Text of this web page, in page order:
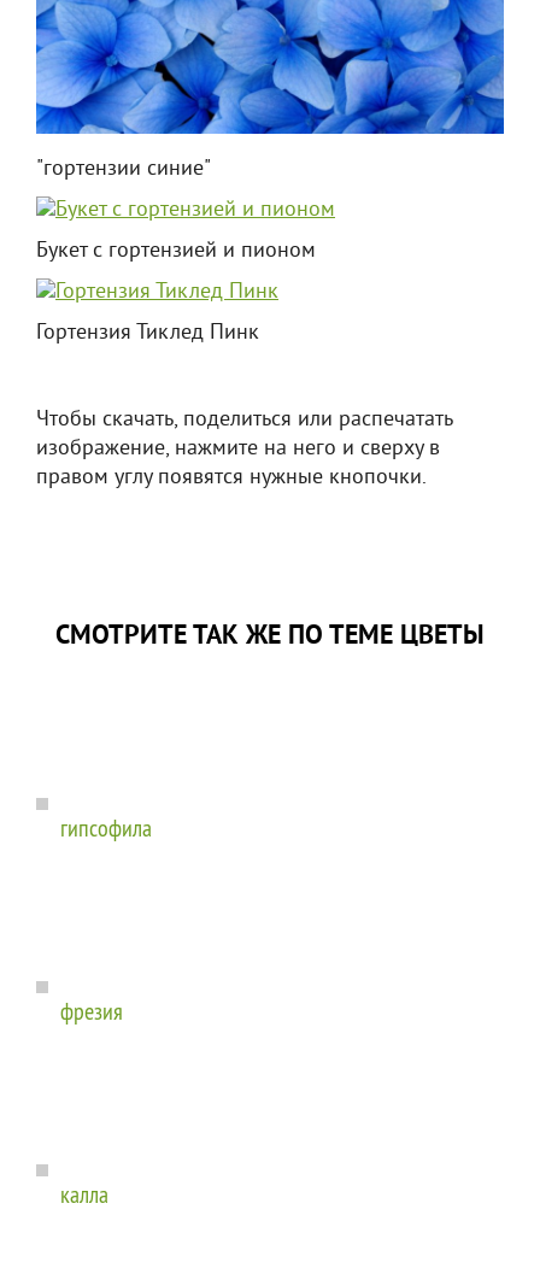
"гортензии синие"
Букет с гортензией и пионом
Гортензия Тиклед Пинк
Чтобы скачать, поделиться или распечатать
изображение, нажмите на него и сверху в
правом углу появятся нужные кнопочки.
СМОТРИТЕ ТАК ЖЕ ПО ТЕМЕ ЦВЕТЫ
гипсофила
фрезия
калла